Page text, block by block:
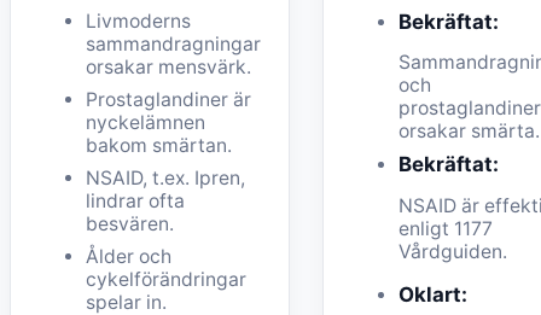
Livmoderns
sammandragningar
orsakar mensvärk.
Prostaglandiner är
nyckelämnen
bakom smärtan.
NSAID, t.ex. Ipren,
lindrar ofta
besvären.
Ålder och
cykelförändringar
spelar in.
Bekräftat:
och
prostaglandiner
orsakar smärta.
Bekräftat:
NSAID är
enligt 1177
Vårdguiden.
Oklart: